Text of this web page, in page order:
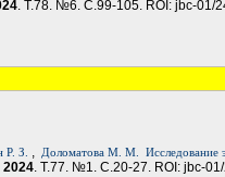
. Т.78. №6. С.99-105. ROI: jbc-01/
Р. З. , Доломатова М. М. Исследование
2024. Т.77. №1. С.20-27. ROI: jbc-